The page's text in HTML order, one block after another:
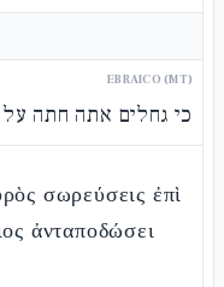
EBRAICO (MT)
כי גחלים אתה חתה
σωρεύσεις ἐπὶ
ἀνταποδώσει